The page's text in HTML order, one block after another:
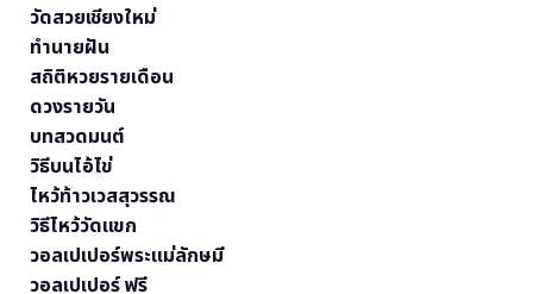
วัดสวยเชียงใหม่
ทำนายฝัน
สถิติหวยรายเดือน
ดวงรายวัน
บทสวดมนต์
วิธีบนไอ้ไข่
ไหว้ท้าวเวสสุวรรณ
วิธีไหว้วัดแขก
วอลเปเปอร์พระแม่ลักษมี
วอลเปเปอร์ ฟรี